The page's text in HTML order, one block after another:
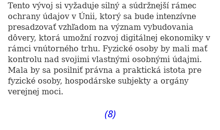
Tento vývoj si vyžaduje silný a súdržnejší rámec
ochrany údajov v Únii, ktorý sa bude intenzívne
presadzovať vzhľadom na význam vybudovania
dôvery, ktorá umožní rozvoj digitálnej ekonomiky v
rámci vnútorného trhu. Fyzické osoby by mali mať
kontrolu nad svojimi vlastnými osobnými údajmi.
Mala by sa posilniť právna a praktická istota pre
fyzické osoby, hospodárske subjekty a orgány
verejnej moci.
(8)